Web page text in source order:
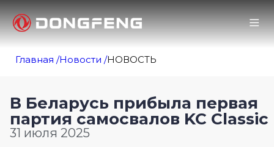
Главная /Новости /НОВОСТЬ
В Беларусь прибыла первая
партия самосвалов KC Classic
31 июля 2025